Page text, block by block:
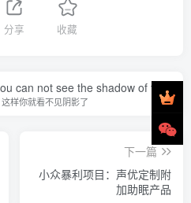
分享 收藏
can not see the shadow of the.
样你就看不见阴影了
下一篇
小众暴利项目：声优定制附
加助眠产品